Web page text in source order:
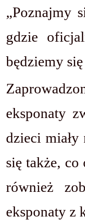
„Poznajmy
gdzie
będziemy
eksponaty
dzieci
się także,
również
eksponaty z